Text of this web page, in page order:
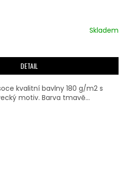
Skladem
DETAIL
kvalitní bavlny 180 g/m2 s
motiv. Barva tmavě...